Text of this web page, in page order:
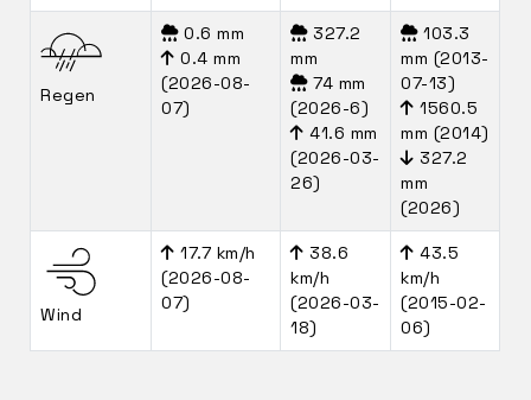
Regen
0.6 mm
0.4 mm
(2026-08-
07)
327.2
mm
74 mm
(2026-6)
41.6 mm
(2026-03-
26)
103.3
mm (2013-
07-13)
1560.5
mm (2014)
327.2
mm
(2026)
Wind
17.7 km/h
(2026-08-
07)
38.6
km/h
(2026-03-
18)
43.5
km/h
(2015-02-
06)